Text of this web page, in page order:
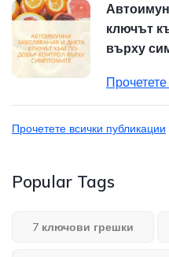
ключът
върху
Прочетете всички публикации
Popular Tags
7 ключови грешки